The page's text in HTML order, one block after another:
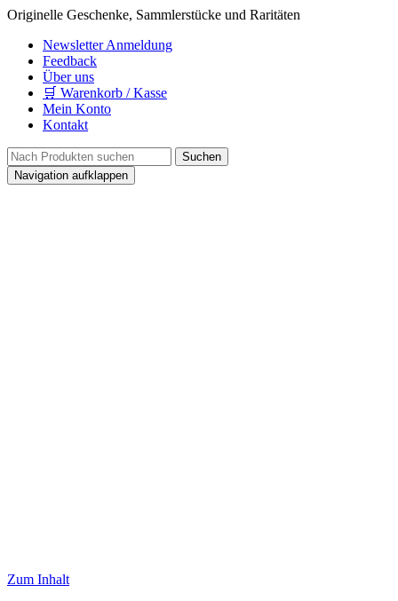
Originelle Geschenke, Sammlerstücke und Raritäten
Newsletter Anmeldung
Feedback
Über uns
🛒 Warenkorb / Kasse
Mein Konto
Kontakt
Navigation aufklappen
Zum Inhalt